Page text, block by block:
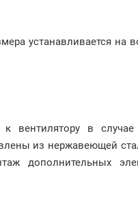
устанавливается на
вентилятору в случае
из нержавеющей
дополнительных